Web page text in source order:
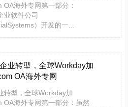
海外专网第一部分：
业软件公司
）开发的一...
业转型，全球Workday加
OA海外专网
转型，全球Workday加
海外专网第一部分：虽然